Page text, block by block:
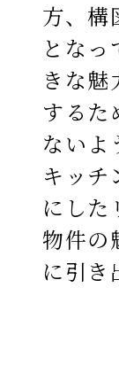
方、構
とな
きな
するた
ないよ
キッチ
にし
物件の
に引き